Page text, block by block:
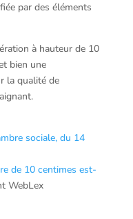
par des éléments
à hauteur de 10
bien une
la qualité de
sociale, du 14
de 10 centimes est-
WebLex